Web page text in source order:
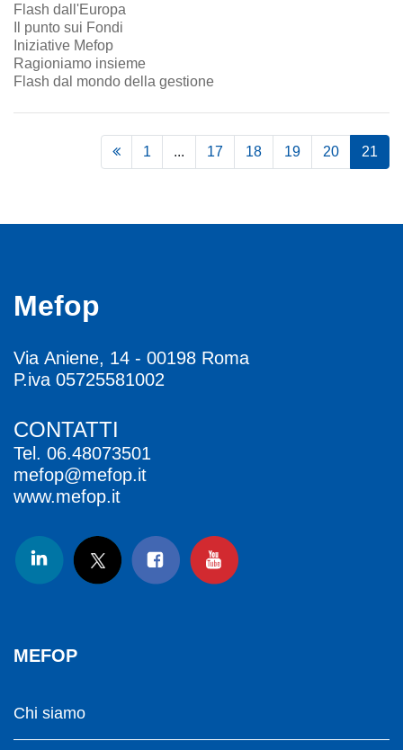
Flash dall'Europa
Il punto sui Fondi
Iniziative Mefop
Ragioniamo insieme
Flash dal mondo della gestione
1 ... 17 18 19 20 21
Mefop
Via Aniene, 14 - 00198 Roma
P.iva 05725581002
CONTATTI
Tel. 06.48073501
mefop@mefop.it
www.mefop.it
MEFOP
Chi siamo